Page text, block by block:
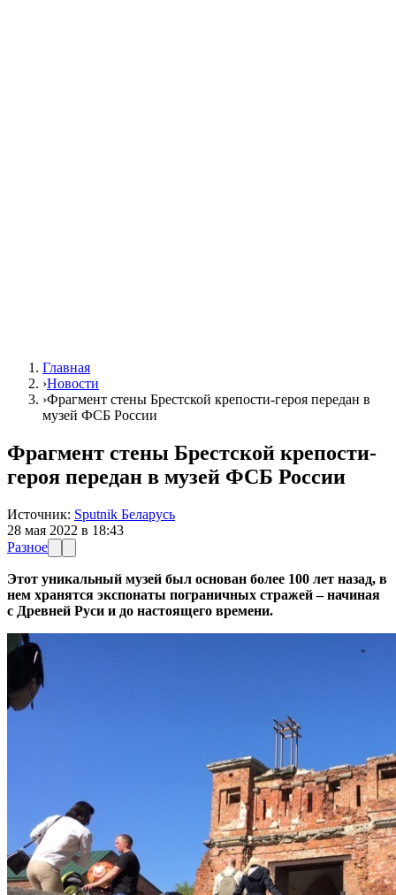
Главная
›Новости
›Фрагмент стены Брестской крепости-героя передан в
музей ФСБ России
Фрагмент стены Брестской крепости-
героя передан в музей ФСБ России
Источник: Sputnik Беларусь
28 мая 2022 в 18:43
Разное
Этот уникальный музей был основан более 100 лет назад, в
нем хранятся экспонаты пограничных стражей – начиная
с Древней Руси и до настоящего времени.